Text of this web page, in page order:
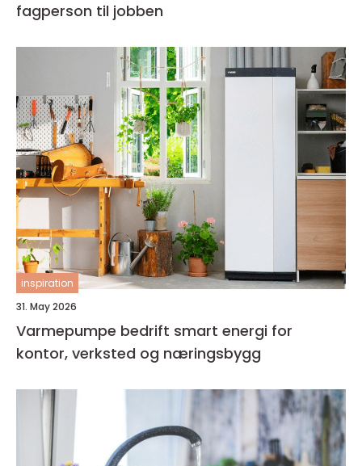
fagperson til jobben
inspiration
31. May 2026
Varmepumpe bedrift smart energi for
kontor, verksted og næringsbygg